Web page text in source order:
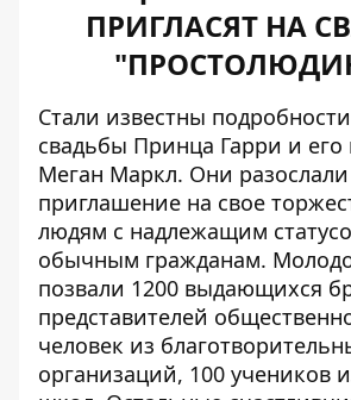
ПРИГЛАСЯТ НА
Стали известны
свадьбы Принца Гарри и его
Меган Маркл. Они разослали
приглашение на свое
людям с надлежащим
обычным гражданам.
позвали 1200 выдающихся
представителей
человек из
организаций, 100 учеников